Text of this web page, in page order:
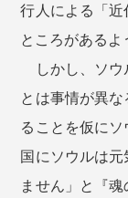
行人による「
ところがあるよ
しかし、ソウ
とは事情が異
ることを仮に
国にソウルは
ません」と『